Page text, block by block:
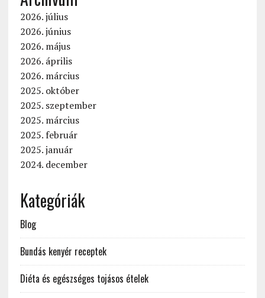
2026. július
2026. június
2026. május
2026. április
2026. március
2025. október
2025. szeptember
2025. március
2025. február
2025. január
2024. december
Kategóriák
Blog
Bundás kenyér receptek
Diéta és egészséges tojásos ételek